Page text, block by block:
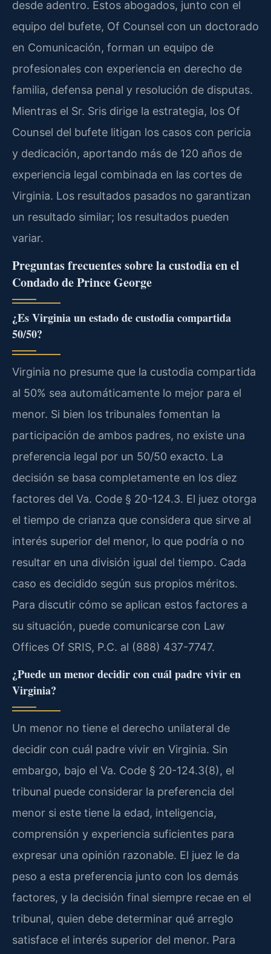
desde adentro. Estos abogados, junto con el
equipo del bufete, Of Counsel con un doctorado
en Comunicación, forman un equipo de
profesionales con experiencia en derecho de
familia, defensa penal y resolución de disputas.
Mientras el Sr. Sris dirige la estrategia, los Of
Counsel del bufete litigan los casos con pericia
y dedicación, aportando más de 120 años de
experiencia legal combinada en las cortes de
Virginia. Los resultados pasados no garantizan
un resultado similar; los resultados pueden
variar.
Preguntas frecuentes sobre la custodia en el
Condado de Prince George
¿Es Virginia un estado de custodia compartida
50/50?
Virginia no presume que la custodia compartida
al 50% sea automáticamente lo mejor para el
menor. Si bien los tribunales fomentan la
participación de ambos padres, no existe una
preferencia legal por un 50/50 exacto. La
decisión se basa completamente en los diez
factores del Va. Code § 20-124.3. El juez otorga
el tiempo de crianza que considera que sirve al
interés superior del menor, lo que podría o no
resultar en una división igual del tiempo. Cada
caso es decidido según sus propios méritos.
Para discutir cómo se aplican estos factores a
su situación, puede comunicarse con Law
Offices Of SRIS, P.C. al (888) 437-7747.
¿Puede un menor decidir con cuál padre vivir en
Virginia?
Un menor no tiene el derecho unilateral de
decidir con cuál padre vivir en Virginia. Sin
embargo, bajo el Va. Code § 20-124.3(8), el
tribunal puede considerar la preferencia del
menor si este tiene la edad, inteligencia,
comprensión y experiencia suficientes para
expresar una opinión razonable. El juez le da
peso a esta preferencia junto con los demás
factores, y la decisión final siempre recae en el
tribunal, quien debe determinar qué arreglo
satisface el interés superior del menor. Para